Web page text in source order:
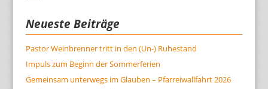
Neueste Beiträge
Pastor Weinbrenner tritt in den (Un-) Ruhestand
Impuls zum Beginn der Sommerferien
Gemeinsam unterwegs im Glauben – Pfarreiwallfahrt 2026